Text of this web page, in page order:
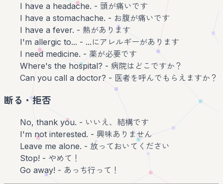
I have a headache. - 頭が痛いです
I have a stomachache. - お腹が痛いです
I have a fever. - 熱があります
I'm allergic to... - ...にアレルギーがあります
I need medicine. - 薬が必要です
Where's the hospital? - 病院はどこですか？
Can you call a doctor? - 医者を呼んでもらえますか？
断る・拒否
No, thank you. - いいえ、結構です
I'm not interested. - 興味ありません
Leave me alone. - 放っておいてください
Stop! - やめて！
Go away! - あっち行って！